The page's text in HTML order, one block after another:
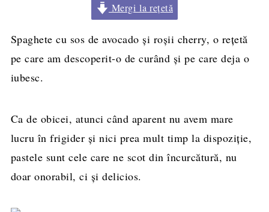
Mergi la rețetă
Spaghete cu sos de avocado şi roşii cherry, o reţetă
pe care am descoperit-o de curând şi pe care deja o
iubesc.
Ca de obicei, atunci când aparent nu avem mare
lucru în frigider şi nici prea mult timp la dispoziţie,
pastele sunt cele care ne scot din încurcătură, nu
doar onorabil, ci şi delicios.